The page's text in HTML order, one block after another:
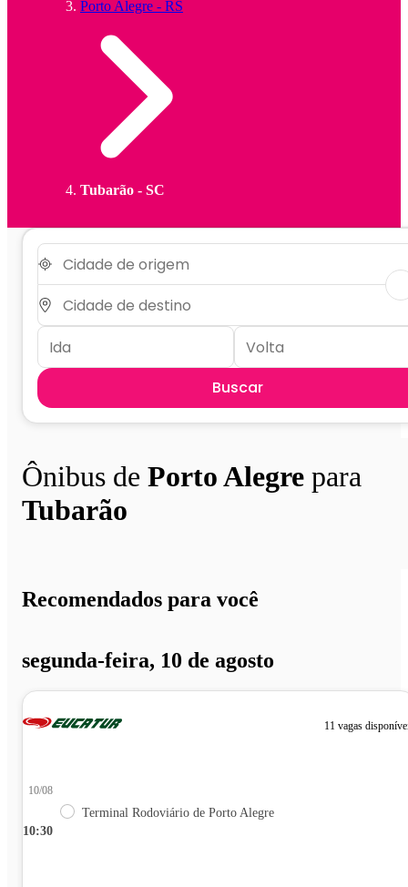
Porto Alegre - RS
Tubarão - SC
Buscar
Ônibus de Porto Alegre para
Tubarão
Recomendados para você
segunda-feira, 10 de agosto
11 vagas
10:30
10/08
Terminal Rodoviário de Porto Alegre